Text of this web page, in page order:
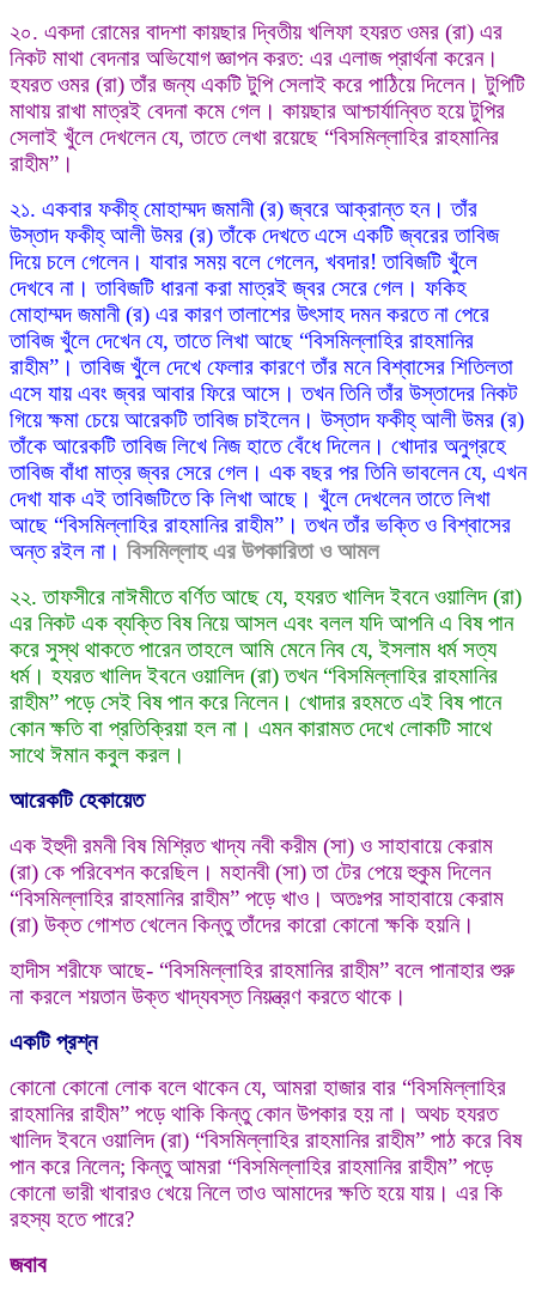
২০. একদা রোমের বাদশা কায়ছার দ্বিতীয় খলিফা হযরত ওমর (রা) এর
নিকট মাথা বেদনার অভিযোগ জ্ঞাপন করত: এর এলাজ প্রার্থনা করেন।
হযরত ওমর (রা) তাঁর জন্য একটি টুপি সেলাই করে পাঠিয়ে দিলেন। টুপিটি
মাথায় রাখা মাত্রই বেদনা কমে গেল। কায়ছার আশ্চার্যান্বিত হয়ে টুপির
সেলাই খুঁলে দেখলেন যে, তাতে লেখা রয়েছে “বিসমিল্লাহির রাহমানির
রাহীম”।
২১. একবার ফকীহ্ মোহাম্মদ জমানী (র) জ্বরে আক্রান্ত হন। তাঁর
উস্তাদ ফকীহ্ আলী উমর (র) তাঁকে দেখতে এসে একটি জ্বরের তাবিজ
দিয়ে চলে গেলেন। যাবার সময় বলে গেলেন, খবদার! তাবিজটি খুঁলে
দেখবে না। তাবিজটি ধারনা করা মাত্রই জ্বর সেরে গেল। ফকিহ
মোহাম্মদ জমানী (র) এর কারণ তালাশের উৎসাহ দমন করতে না পেরে
তাবিজ খুঁলে দেখেন যে, তাতে লিখা আছে “বিসমিল্লাহির রাহমানির
রাহীম”। তাবিজ খুঁলে দেখে ফেলার কারণে তাঁর মনে বিশ্বাসের শিতিলতা
এসে যায় এবং জ্বর আবার ফিরে আসে। তখন তিনি তাঁর উস্তাদের নিকট
গিয়ে ক্ষমা চেয়ে আরেকটি তাবিজ চাইলেন। উস্তাদ ফকীহ্ আলী উমর (র)
তাঁকে আরেকটি তাবিজ লিখে নিজ হাতে বেঁধে দিলেন। খোদার অনুগ্রহে
তাবিজ বাঁধা মাত্র জ্বর সেরে গেল। এক বছর পর তিনি ভাবলেন যে, এখন
দেখা যাক এই তাবিজটিতে কি লিখা আছে। খুঁলে দেখলেন তাতে লিখা
আছে “বিসমিল্লাহির রাহমানির রাহীম”। তখন তাঁর ভক্তি ও বিশ্বাসের
অন্ত রইল না। বিসমিল্লাহ এর উপকারিতা ও আমল
২২. তাফসীরে নাঈমীতে বর্ণিত আছে যে, হযরত খালিদ ইবনে ওয়ালিদ (রা)
এর নিকট এক ব্যক্তি বিষ নিয়ে আসল এবং বলল যদি আপনি এ বিষ পান
করে সুস্থ থাকতে পারেন তাহলে আমি মেনে নিব যে, ইসলাম ধর্ম সত্য
ধর্ম। হযরত খালিদ ইবনে ওয়ালিদ (রা) তখন “বিসমিল্লাহির রাহমানির
রাহীম” পড়ে সেই বিষ পান করে নিলেন। খোদার রহমতে এই বিষ পানে
কোন ক্ষতি বা প্রতিক্রিয়া হল না। এমন কারামত দেখে লোকটি সাথে
সাথে ঈমান কবুল করল।
আরেকটি হেকায়েত
এক ইহুদী রমনী বিষ মিশ্রিত খাদ্য নবী করীম (সা) ও সাহাবায়ে কেরাম
(রা) কে পরিবেশন করেছিল। মহানবী (সা) তা টের পেয়ে হুকুম দিলেন
“বিসমিল্লাহির রাহমানির রাহীম” পড়ে খাও। অতঃপর সাহাবায়ে কেরাম
(রা) উক্ত গোশত খেলেন কিন্তু তাঁদের কারো কোনো ক্ষকি হয়নি।
হাদীস শরীফে আছে- “বিসমিল্লাহির রাহমানির রাহীম” বলে পানাহার শুরু
না করলে শয়তান উক্ত খাদ্যবস্ত নিয়ন্ত্রণ করতে থাকে।
একটি প্রশ্ন
কোনো কোনো লোক বলে থাকেন যে, আমরা হাজার বার “বিসমিল্লাহির
রাহমানির রাহীম” পড়ে থাকি কিন্তু কোন উপকার হয় না। অথচ হযরত
খালিদ ইবনে ওয়ালিদ (রা) “বিসমিল্লাহির রাহমানির রাহীম” পাঠ করে বিষ
পান করে নিলেন; কিন্তু আমরা “বিসমিল্লাহির রাহমানির রাহীম” পড়ে
কোনো ভারী খাবারও খেয়ে নিলে তাও আমাদের ক্ষতি হয়ে যায়। এর কি
রহস্য হতে পারে?
জবাব